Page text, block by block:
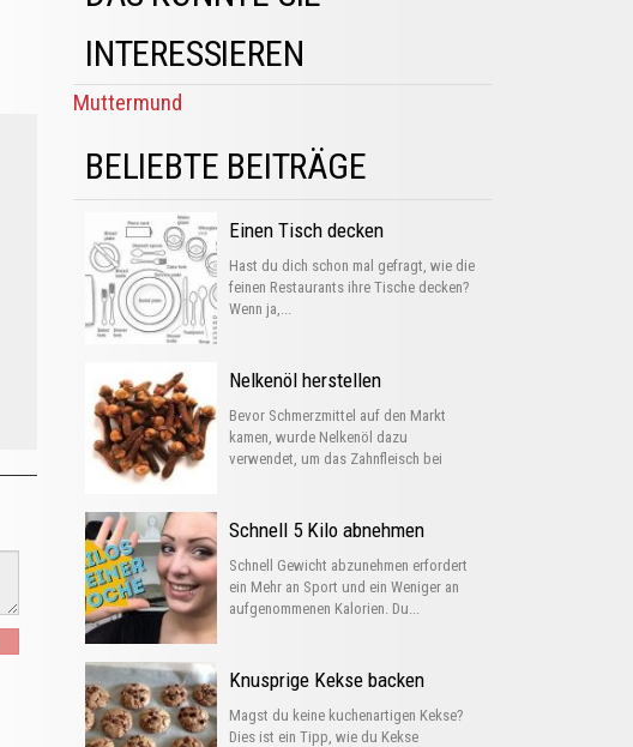
INTERESSIEREN
Muttermund
BELIEBTE BEITRÄGE
Einen Tisch decken
Hast du dich schon mal gefragt, wie die
feinen Restaurants ihre Tische decken?
Wenn ja,...
Nelkenöl herstellen
Bevor Schmerzmittel auf den Markt
kamen, wurde Nelkenöl dazu
verwendet, um das Zahnfleisch bei
Schnell 5 Kilo abnehmen
Schnell Gewicht abzunehmen erfordert
ein Mehr an Sport und ein Weniger an
aufgenommenen Kalorien. Du...
Knusprige Kekse backen
Magst du keine kuchenartigen Kekse?
Dies ist ein Tipp, wie du Kekse